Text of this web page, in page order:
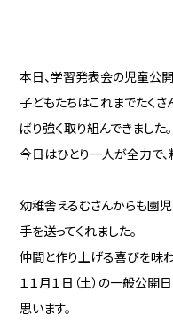
本日、学習発表会の児童公
子どもたちはこれまでたく
ばり強く取り組んできました。
今日はひとり一人が全力で、
幼稚舎えるむさんからも園
手を送ってくれました。
仲間と作り上げる喜びを味わ
１１月１日（土）の一般公開
思います。